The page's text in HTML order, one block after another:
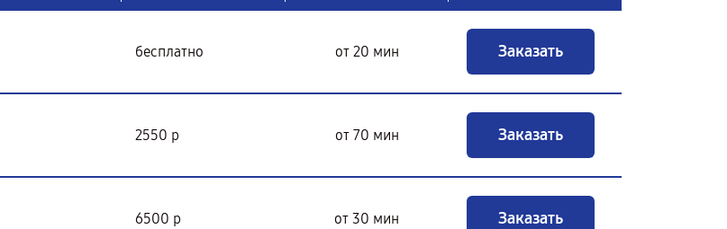
бесплатно от 20 мин Заказать
2550 р от 70 мин Заказать
6500 р от 30 мин Заказать